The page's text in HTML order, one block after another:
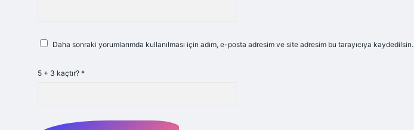
Daha sonraki yorumlarımda kullanılması için adım, e-posta adresim ve site adresim bu tarayıcıya kaydedilsin.
5 + 3 kaçtır? *